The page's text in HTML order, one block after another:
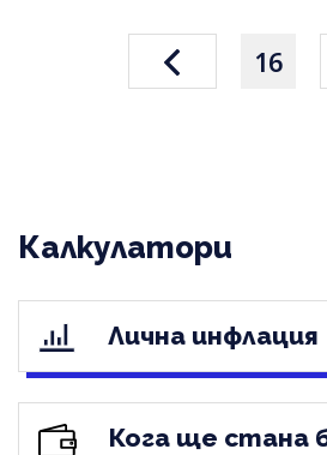
16
Калкулатори
Лична инфлация
Кога ще стана